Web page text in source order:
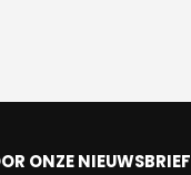
ONZE NIEUWSBRIEF